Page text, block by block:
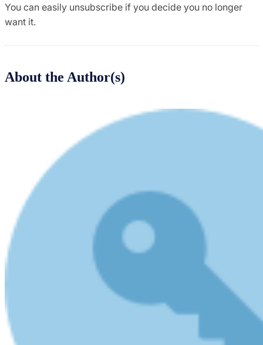
You can easily unsubscribe if you decide you no longer
want it.
About the Author(s)